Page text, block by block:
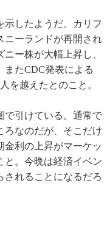
したようだ。カリフ
ニーランドが再開され
ー株が大幅上昇し、
またCDC発表による
を越えたとのこと。
引けている。通常で
ろなのだが、そこだけ
金利の上昇がマーケッ
と。今晩は経済イベン
されることになるだろ